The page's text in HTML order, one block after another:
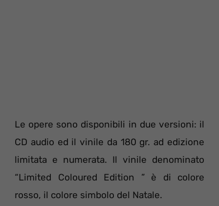
Le opere sono disponibili in due versioni: il
CD audio ed il vinile da 180 gr. ad edizione
limitata e numerata. Il vinile denominato
“Limited Coloured Edition ” è di colore
rosso, il colore simbolo del Natale.